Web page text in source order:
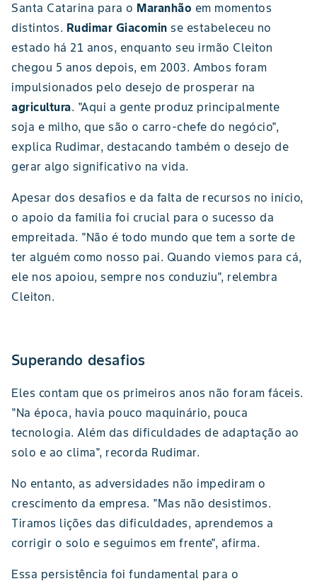
Santa Catarina para o Maranhão em momentos
distintos. Rudimar Giacomin se estabeleceu no
estado há 21 anos, enquanto seu irmão Cleiton
chegou 5 anos depois, em 2003. Ambos foram
impulsionados pelo desejo de prosperar na
agricultura. "Aqui a gente produz principalmente
soja e milho, que são o carro-chefe do negócio",
explica Rudimar, destacando também o desejo de
gerar algo significativo na vida.
Apesar dos desafios e da falta de recursos no início,
o apoio da família foi crucial para o sucesso da
empreitada. "Não é todo mundo que tem a sorte de
ter alguém como nosso pai. Quando viemos para cá,
ele nos apoiou, sempre nos conduziu", relembra
Cleiton.
Superando desafios
Eles contam que os primeiros anos não foram fáceis.
"Na época, havia pouco maquinário, pouca
tecnologia. Além das dificuldades de adaptação ao
solo e ao clima", recorda Rudimar.
No entanto, as adversidades não impediram o
crescimento da empresa. "Mas não desistimos.
Tiramos lições das dificuldades, aprendemos a
corrigir o solo e seguimos em frente", afirma.
Essa persistência foi fundamental para o